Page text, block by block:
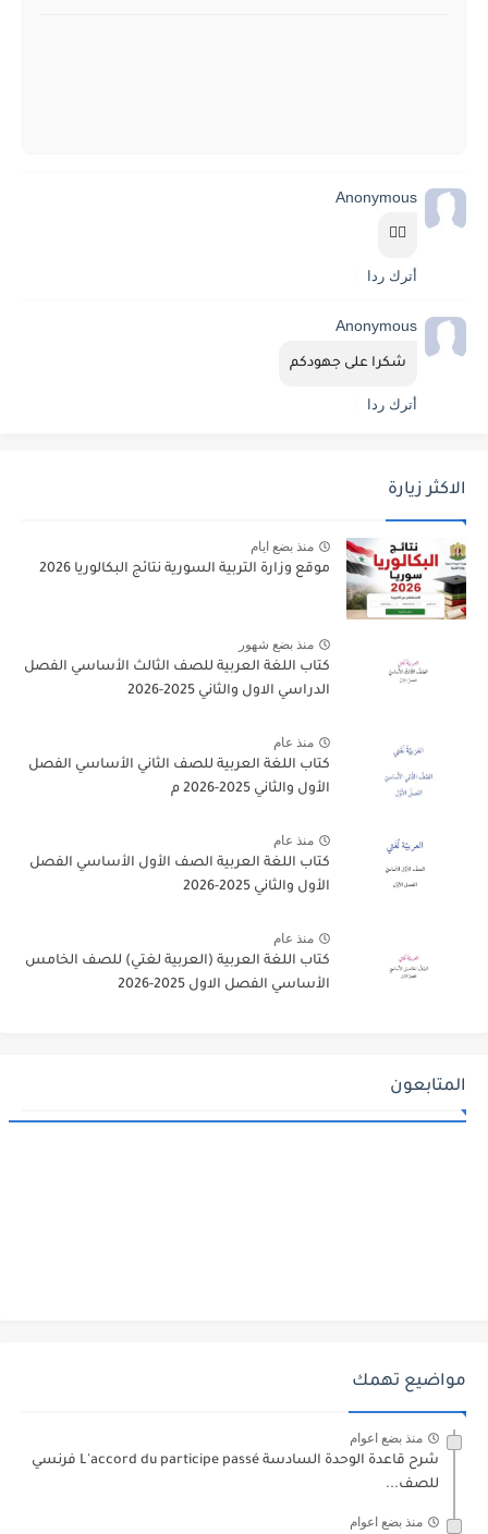
Anonymous
👍🏻
أترك ردا
Anonymous
شكرا على جهودكم
أترك ردا
الاكثر زيارة
منذ بضع ايام
موقع وزارة التربية السورية نتائج البكالوريا 2026
منذ بضع شهور
كتاب اللغة العربية للصف الثالث الأساسي الفصل
الدراسي الاول والثاني 2025-2026
منذ عام
كتاب اللغة العربية للصف الثاني الأساسي الفصل
الأول والثاني 2025-2026 م
منذ عام
كتاب اللغة العربية الصف الأول الأساسي الفصل
الأول والثاني 2025-2026
منذ عام
كتاب اللغة العربية (العربية لغتي) للصف الخامس
الأساسي الفصل الاول 2025-2026
المتابعون
مواضيع تهمك
منذ بضع اعوام
شرح قاعدة الوحدة السادسة L'accord du participe passé فرنسي
للصف...
منذ بضع اعوام